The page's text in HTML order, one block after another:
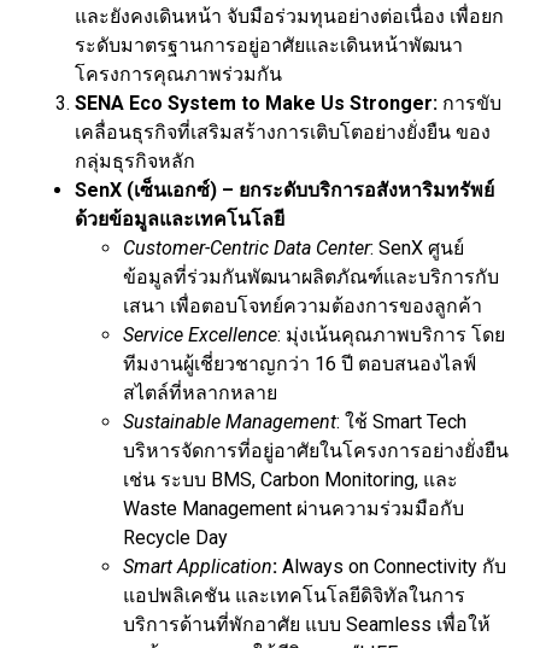
และยังคงเดินหน้า จับมือร่วมทุนอย่างต่อเนื่อง เพื่อยก
ระดับมาตรฐานการอยู่อาศัยและเดินหน้าพัฒนา
โครงการคุณภาพร่วมกัน
SENA Eco System to Make Us Stronger: การขับ
เคลื่อนธุรกิจที่เสริมสร้างการเติบโตอย่างยั่งยืน ของ
กลุ่มธุรกิจหลัก
SenX (เซ็นเอกซ์) – ยกระดับบริการอสังหาริมทรัพย์
ด้วยข้อมูลและเทคโนโลยี
Customer-Centric Data Center: SenX ศูนย์
ข้อมูลที่ร่วมกันพัฒนาผลิตภัณฑ์และบริการกับ
เสนา เพื่อตอบโจทย์ความต้องการของลูกค้า
Service Excellence: มุ่งเน้นคุณภาพบริการ โดย
ทีมงานผู้เชี่ยวชาญกว่า 16 ปี ตอบสนองไลฟ์
สไตล์ที่หลากหลาย
Sustainable Management: ใช้ Smart Tech
บริหารจัดการที่อยู่อาศัยในโครงการอย่างยั่งยืน
เช่น ระบบ BMS, Carbon Monitoring, และ
Waste Management ผ่านความร่วมมือกับ
Recycle Day
Smart Application:Always on Connectivity กับ
แอปพลิเคชัน และเทคโนโลยีดิจิทัลในการ
บริการด้านที่พักอาศัย แบบ Seamless เพื่อให้